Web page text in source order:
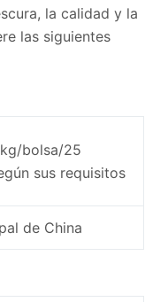
la calidad y la
las siguientes
bolsa/25
sus requisitos
de China